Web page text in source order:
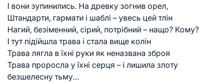
І вони зупинились. На древку зогнив орел,
Штандарти, гармати і шаблі – увесь цей тлін
Нагий, безіменний, сірий, потрібний – нащо? Кому?
І тут підійшла трава і стала вище колін
Трава лягла в їхні руки як неназвана зброя
Трава проросла у їхні серця – і лишила злоту
безшелесну тьму…